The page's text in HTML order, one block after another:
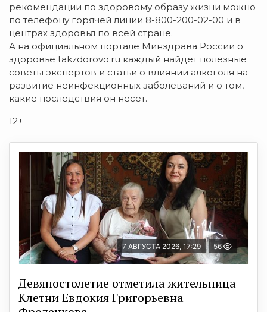
рекомендации по здоровому образу жизни можно
по телефону горячей линии 8-800-200-02-00 и в
центрах здоровья по всей стране.
А на официальном портале Минздрава России о
здоровье takzdorovo.ru каждый найдет полезные
советы экспертов и статьи о влиянии алкоголя на
развитие неинфекционных заболеваний и о том,
какие последствия он несет.
12+
7 АВГУСТА 2026, 17:29 56
Девяностолетие отметила жительница
Клетни Евдокия Григорьевна